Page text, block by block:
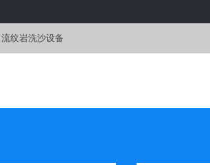
流纹岩洗沙设备